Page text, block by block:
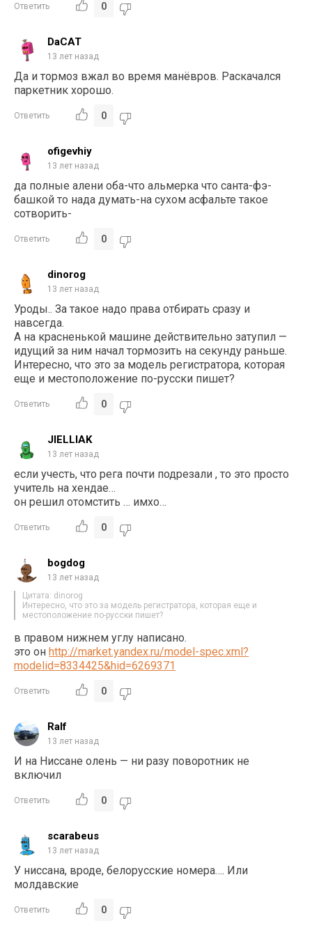
Ответить 0
DaCAT
13 лет назад
Да и тормоз вжал во время манёвров. Раскачался
паркетник хорошо.
Ответить 0
ofigevhiy
13 лет назад
да полные алени оба-что альмерка что санта-фэ-
башкой то нада думать-на сухом асфальте такое
сотворить-
Ответить 0
dinorog
13 лет назад
Уроды.. За такое надо права отбирать сразу и
навсегда.
А на красненькой машине действительно затупил —
идущий за ним начал тормозить на секунду раньше.
Интересно, что это за модель регистратора, которая
еще и местоположение по-русски пишет?
Ответить 0
JIELLIAK
13 лет назад
если учесть, что рега почти подрезали , то это просто
учитель на хендае…
он решил отомстить … имхо…
Ответить 0
bogdog
13 лет назад
Цитата: dinorog
Интересно, что это за модель регистратора, которая еще и
местоположение по-русски пишет?
в правом нижнем углу написано.
это он http://market.yandex.ru/model-spec.xml?
modelid=8334425&hid=6269371
Ответить 0
Ralf
13 лет назад
И на Ниссане олень — ни разу поворотник не
включил
Ответить 0
scarabeus
13 лет назад
У ниссана, вроде, белорусские номера…. Или
молдавские
Ответить 0